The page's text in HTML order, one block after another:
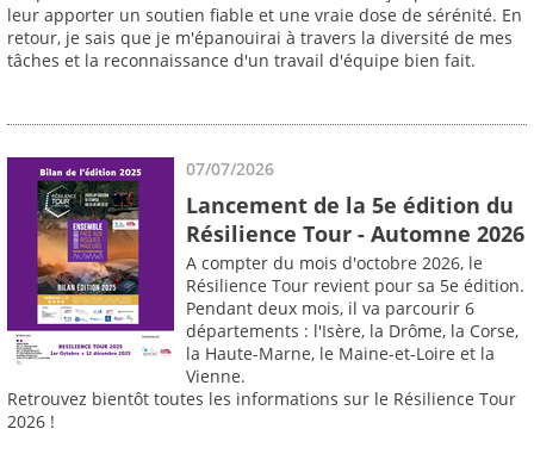
leur apporter un soutien fiable et une vraie dose de sérénité. En
retour, je sais que je m'épanouirai à travers la diversité de mes
tâches et la reconnaissance d'un travail d'équipe bien fait.
07/07/2026
Lancement de la 5e édition du
Résilience Tour - Automne 2026
A compter du mois d'octobre 2026, le
Résilience Tour revient pour sa 5e édition.
Pendant deux mois, il va parcourir 6
départements : l'Isère, la Drôme, la Corse,
la Haute-Marne, le Maine-et-Loire et la
Vienne.
Retrouvez bientôt toutes les informations sur le Résilience Tour
2026 !